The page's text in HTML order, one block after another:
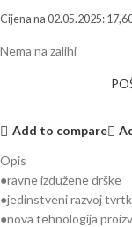
Cijena na 02.05.2025:
Nema na zalihi
Add to compare
Opis
●ravne izdužene drške
●jedinstveni razvoj
●nova tehnologija